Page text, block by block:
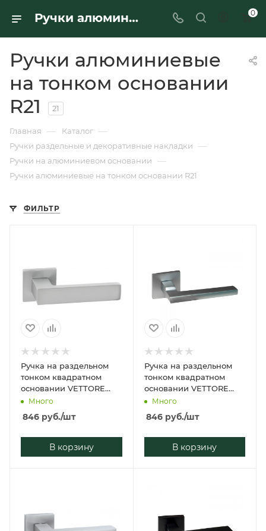
Ручки алюминиевые на тонком основании R21 - купить в интернет-магазине Ferre 0
Ручки алюминиевые
на тонком основании
R21
21
Главная — Каталог —
Ручки раздельные и декоративные накладки —
Ручки на алюминиевом основании —
Ручки алюминиевые на тонком основании R21
ФИЛЬТР
Ручка на раздельном
тонком квадратном
основании VETTORE
21.150 MCP (Матовый
Много
846 руб./шт
В корзину
Ручка на раздельном
тонком квадратном
основании VETTORE
21.031 MCP (Матовый
Много
846руб./шт
В корзину